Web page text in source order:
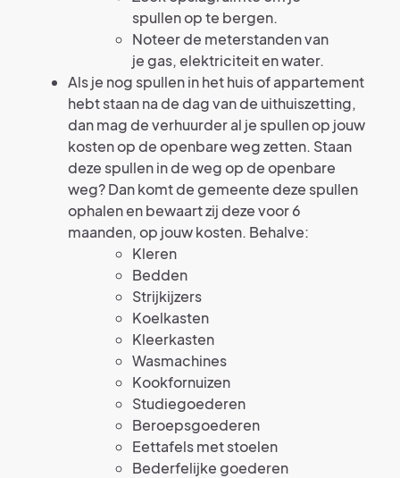
spullen op te bergen.
Noteer de meterstanden van
je gas, elektriciteit en water.
Als je nog spullen in het huis of appartement
hebt staan na de dag van de uithuiszetting,
dan mag de verhuurder al je spullen op jouw
kosten op de openbare weg zetten. Staan
deze spullen in de weg op de openbare
weg? Dan komt de gemeente deze spullen
ophalen en bewaart zij deze voor 6
maanden, op jouw kosten. Behalve:
Kleren
Bedden
Strijkijzers
Koelkasten
Kleerkasten
Wasmachines
Kookfornuizen
Studiegoederen
Beroepsgoederen
Eettafels met stoelen
Bederfelijke goederen